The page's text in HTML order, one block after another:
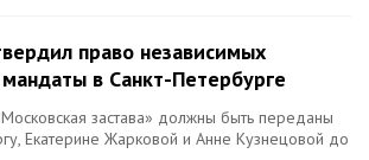
право независимых
в Санкт-Петербурге
застава» должны быть переданы
Екатерине Жарковой и Анне Кузнецовой до